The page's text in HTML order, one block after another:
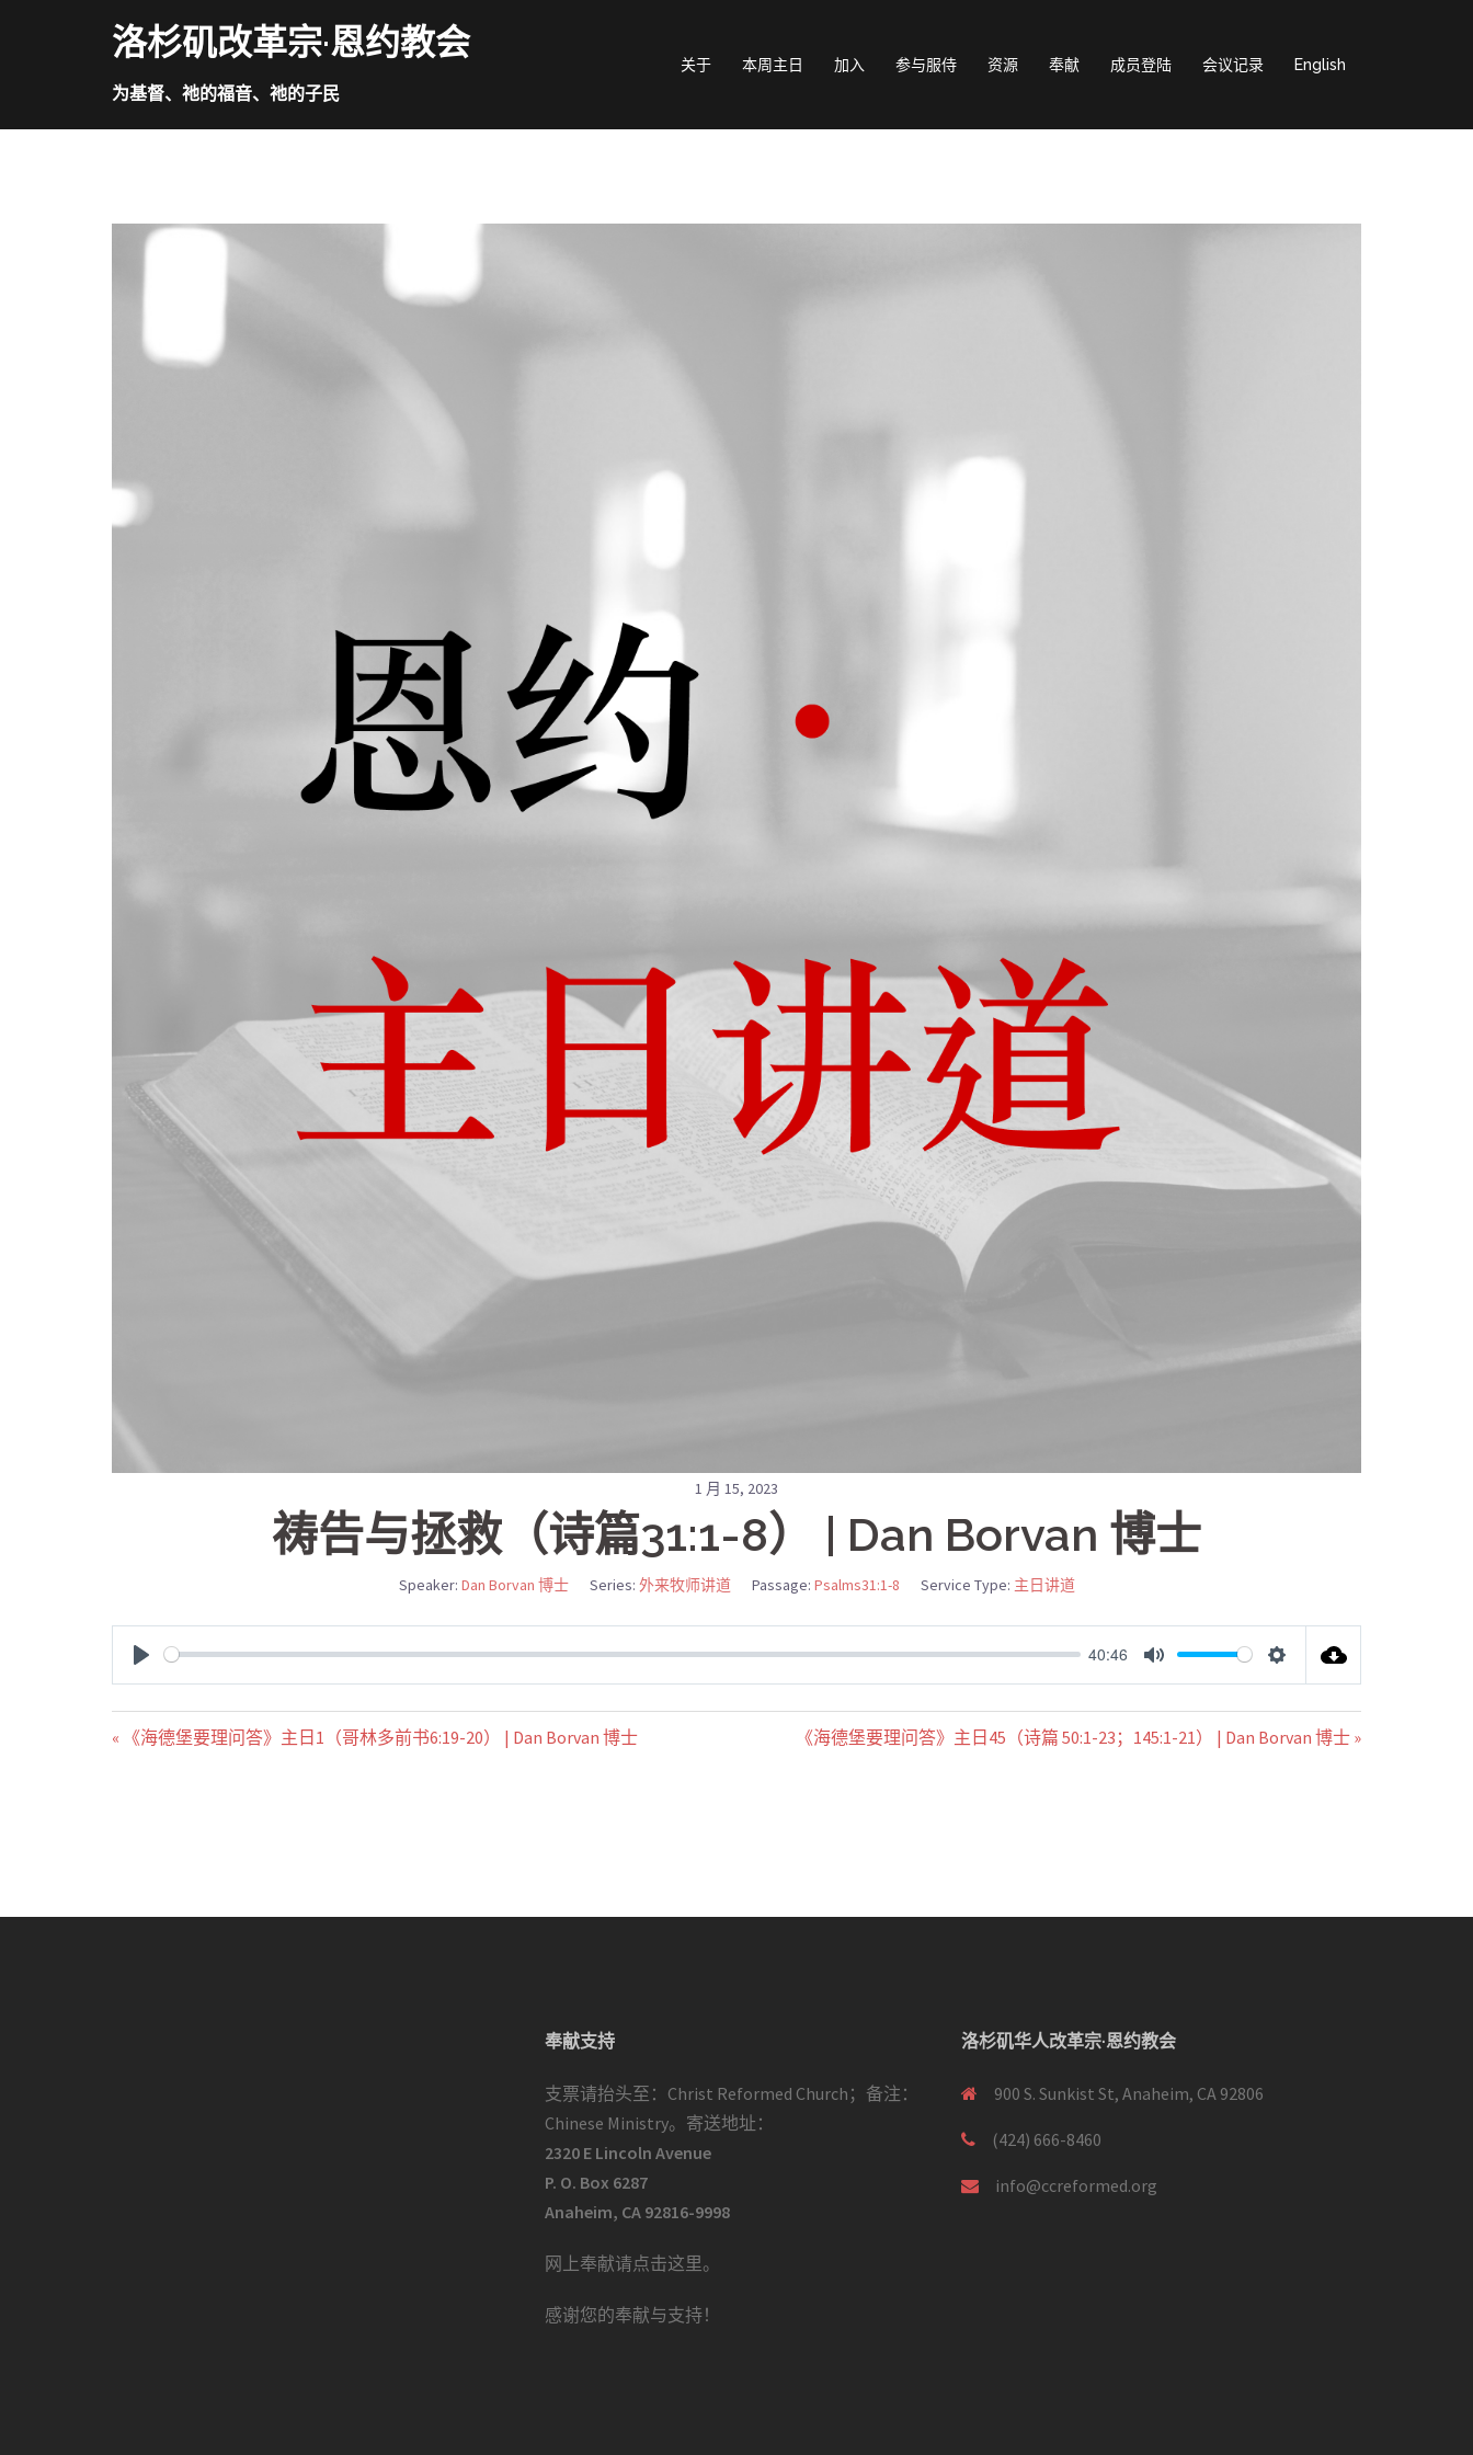
洛杉矶改革宗·恩约教会
为基督、祂的福音、祂的子民
关于 本周主日 加入 参与服侍 资源 奉献 成员登陆 会议记录 English
1 月 15, 2023
祷告与拯救（诗篇31:1-8） | Dan Borvan 博士
Speaker: Dan Borvan 博士 Series: 外来牧师讲道 Passage: Psalms31:1-8 Service Type: 主日讲道
PLAY
40:46
MUTE SETTINGS
« 《海德堡要理问答》主日1（哥林多前书6:19-20） | Dan Borvan 博士 《海德堡要理问答》主日45（诗篇 50:1-23；145:1-21） | Dan Borvan 博士 »
奉献支持
支票请抬头至：Christ Reformed Church；备注：
Chinese Ministry。寄送地址：
2320 E Lincoln Avenue
P. O. Box 6287
Anaheim, CA 92816-9998
网上奉献请点击这里。
感谢您的奉献与支持！
洛杉矶华人改革宗·恩约教会
900 S. Sunkist St, Anaheim, CA 92806
(424) 666-8460
info@ccreformed.org